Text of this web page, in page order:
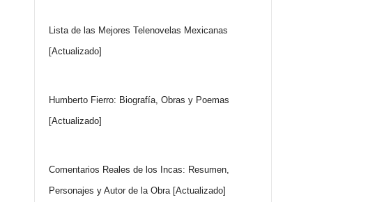
Lista de las Mejores Telenovelas Mexicanas
[Actualizado]
Humberto Fierro: Biografía, Obras y Poemas
[Actualizado]
Comentarios Reales de los Incas: Resumen,
Personajes y Autor de la Obra [Actualizado]